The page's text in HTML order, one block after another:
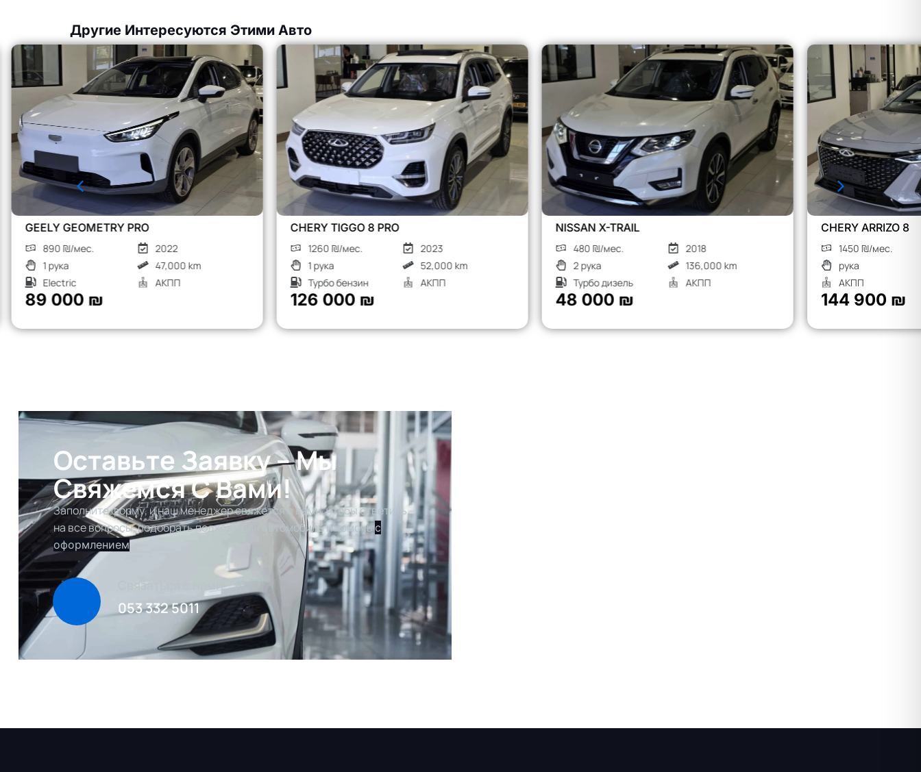
Другие Интересуются Этими Авто
CHERY TIGGO 8 PRO
1260 ₪/мес.
Турбо бензин
126 000 ₪
NISSAN X-TRAIL
480 ₪/мес.
Турбо дизель
48 000 ₪
CHERY ARRIZO 8
1450 ₪/мес.
АКПП
144 900 ₪
MG S9
190
Оставьте Заявку – Мы
Свяжемся С Вами!
Заполните форму, и наш менеджер свяжется с вами, чтобы ответить
на все вопросы, подобрать подходящий автомобиль и помочьс
оформлением
Связаться с нами
053 332 5011